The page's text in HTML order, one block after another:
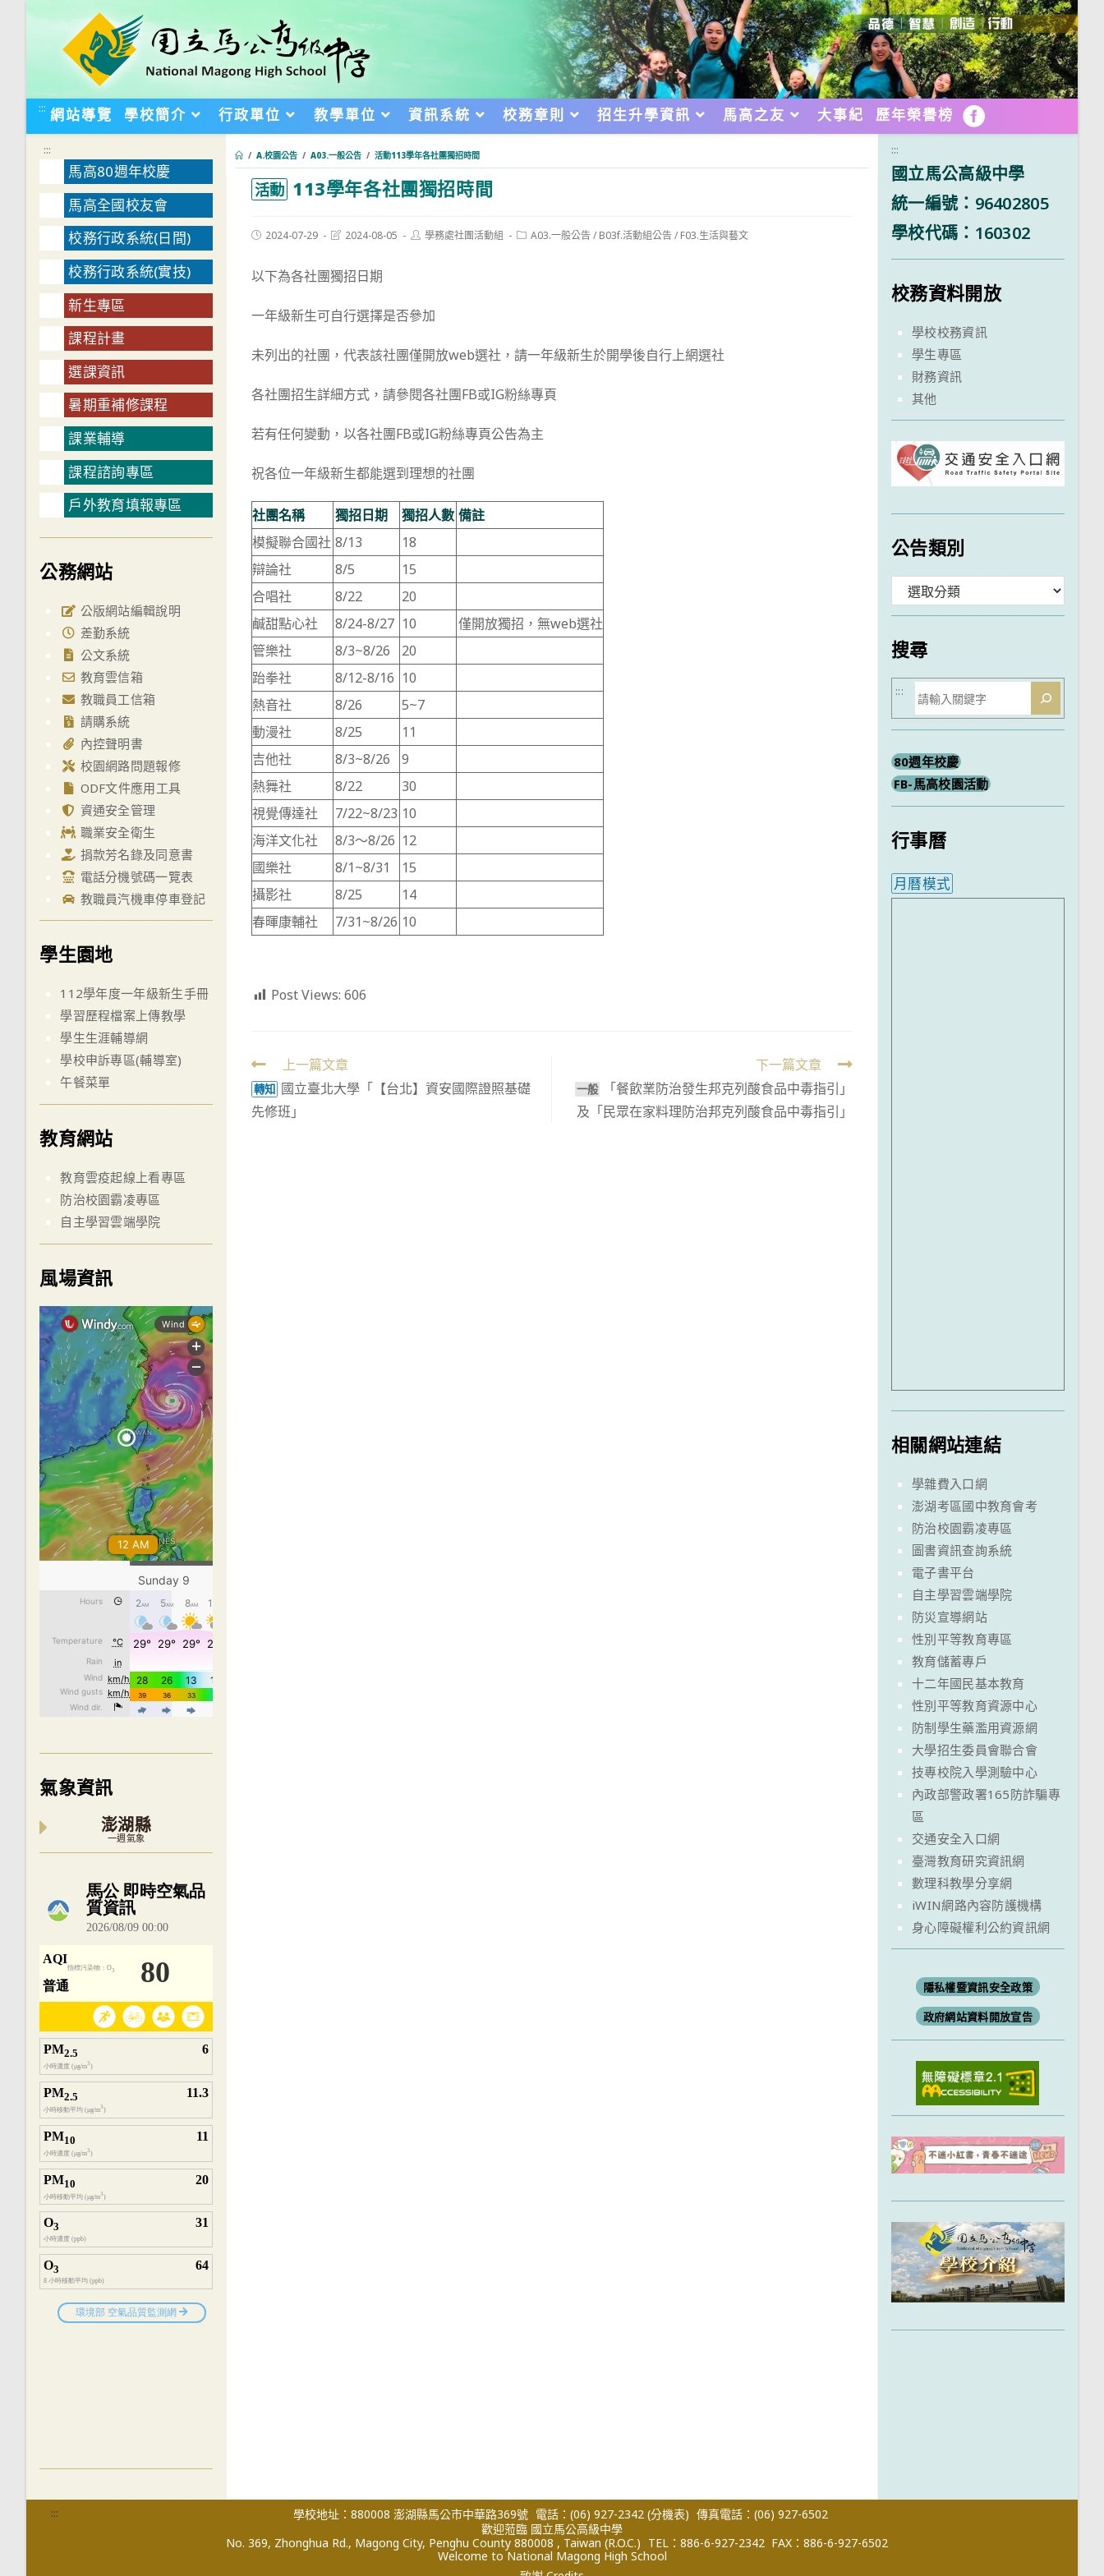
::: 網站導覽 學校簡介 行政單位 教學單位 資訊系統 校務章則 招生升學資訊 馬高之友 大事紀 歷年榮譽榜 FB
/ A.校園公告 / A03.一般公告 / 活動113學年各社團獨招時間
活動 113學年各社團獨招時間
Post2024-07-29
Post2024-08-05
Post學務處社團活動組
PostA03.一般公告/ B03f.活動組公告/ F03.生活與藝文
以下為各社團獨招日期
一年級新生可自行選擇是否參加
未列出的社團，代表該社團僅開放web選社，請一年級新生於開學後自行上網選社
各社團招生詳細方式，請參閱各社團FB或IG粉絲專頁
若有任何變動，以各社團FB或IG粉絲專頁公告為主
祝各位一年級新生都能選到理想的社團
社團名稱 獨招日期 獨招人數 備註
模擬聯合國社 8/13
18
辯論社
8/5
15
合唱社
8/22
20
鹹甜點心社
8/24-8/27 10
僅開放獨招，無web選社
管樂社
8/3~8/26
20
跆拳社
8/12-8/16 10
熱音社
8/26
5~7
動漫社
8/25
11
吉他社
8/3~8/26
9
熱舞社
8/22
30
視覺傳達社
7/22~8/23 10
海洋文化社
8/3～8/26 12
國樂社
8/1~8/31
15
攝影社
8/25
14
春暉康輔社
7/31~8/26 10
Post Views: 606
Read
more
articles
上一篇文章
轉知 國立臺北大學「【台北】資安國際證照基礎
先修班」
下一篇文章
⼀般
「餐飲業防治發生邦克列酸食品中毒指引」
及「民眾在家料理防治邦克列酸食品中毒指引」
:::
馬高80週年校慶
馬高全國校友會
校務行政系統(日間)
校務行政系統(實技)
新生專區
課程計畫
選課資訊
暑期重補修課程
課業輔導
課程諮詢專區
戶外教育填報專區
公務網站
公版網站編輯說明
差勤系統
公文系統
教育雲信箱
教職員工信箱
請購系統
內控聲明書
校園網路問題報修
ODF文件應用工具
資通安全管理
職業安全衛生
捐款芳名錄及同意書
電話分機號碼一覽表
教職員汽機車停車登記
學生園地
112學年度一年級新生手冊
學習歷程檔案上傳教學
學生生涯輔導網
學校申訴專區(輔導室)
午餐菜單
教育網站
教育雲疫起線上看專區
防治校園霸凌專區
自主學習雲端學院
風場資訊
氣象資訊
澎湖縣
一週氣象
內嵌空氣品質小工具為視覺預覽，完整即時空氣品質資料請開啟
:::
國立馬公高級中學
統一編號：96402805
學校代碼：160302
校務資料開放
學校校務資訊
學生專區
財務資訊
其他
公告類別
類
搜尋
搜
尋
:::
80週年校慶
FB-馬高校園活動
行事曆
月曆模式
相關網站連結
學雜費入口網
澎湖考區國中教育會考
防治校園霸凌專區
圖書資訊查詢系統
電子書平台
自主學習雲端學院
防災宣導網站
性別平等教育專區
教育儲蓄專戶
十二年國民基本教育
性別平等教育資源中心
防制學生藥濫用資源網
大學招生委員會聯合會
技專校院入學測驗中心
內政部警政署165防詐騙專
區
交通安全入口網
臺灣教育研究資訊網
數理科教學分享網
iWIN網路內容防護機構
身心障礙權利公約資訊網
隱私權暨資訊安全政策
政府網站資料開放宣告
::: 學校地址：880008 澎湖縣馬公市中華路369號 電話：(06) 927-2342 (分機表) 傳真電話：(06) 927-6502
歡迎蒞臨 國立馬公高級中學
No. 369, Zhonghua Rd., Magong City, Penghu County 880008 , Taiwan (R.O.C.) TEL：886-6-927-2342 FAX：886-6-927-6502
Welcome to National Magong High School